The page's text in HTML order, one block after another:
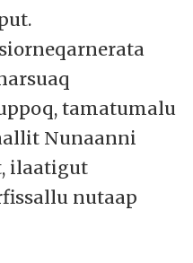
tamatumalu
Nunaanni
ilaatigut
nutaap